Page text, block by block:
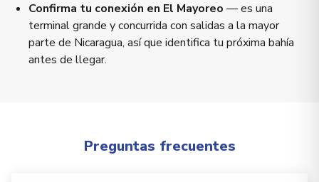
Confirma tu conexión en El Mayoreo — es una
terminal grande y concurrida con salidas a la mayor
parte de Nicaragua, así que identifica tu próxima bahía
antes de llegar.
Preguntas frecuentes